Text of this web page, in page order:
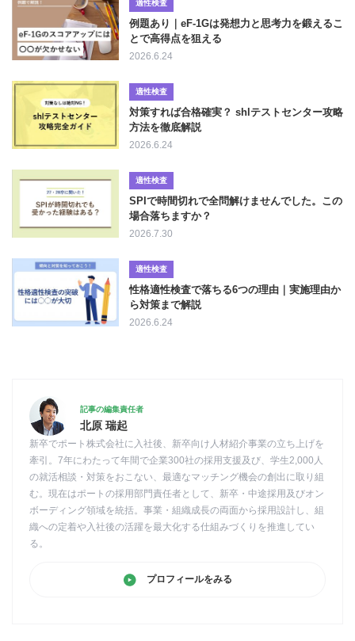
適性検査
例題あり｜eF-1Gは発想力と思考力を鍛えるこ
とで高得点を狙える
2026.6.24
適性検査
対策すれば合格確実？ shlテストセンター攻略
方法を徹底解説
2026.6.24
適性検査
SPIで時間切れで全問解けませんでした。この
場合落ちますか？
2026.7.30
適性検査
性格適性検査で落ちる6つの理由｜実施理由か
ら対策まで解説
2026.6.24
記事の編集責任者
北原 瑞起
新卒でポート株式会社に入社後、新卒向け人材紹介事業の立ち上げを
牽引。7年にわたって年間で企業300社の採用支援及び、学生2,000人
の就活相談・対策をおこない、最適なマッチング機会の創出に取り組
む。現在はポートの採用部門責任者として、新卒・中途採用及びオン
ボーディング領域を統括。事業・組織成長の両面から採用設計し、組
織への定着や入社後の活躍を最大化する仕組みづくりを推進してい
る。
プロフィールをみる